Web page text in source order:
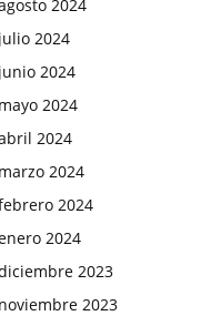
2024
2024
2024
2024
2024
2024
2024
2024
2023
2023